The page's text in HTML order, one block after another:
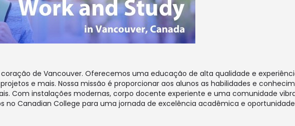
de Vancouver. Oferecemos uma educação de alta qualidade e
e mais. Nossa missão é proporcionar aos alunos as habilidades e
Com instalações modernas, corpo docente experiente e uma comunidade
Canadian College para uma jornada de excelência acadêmica e